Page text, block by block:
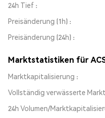
24h Tief
Preisänderung (1h)
Preisänderung (24h)
Marktstatistiken für
Marktkapitalisierung
Vollständig verwässerte
24h Volumen/